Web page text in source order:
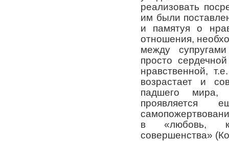
реализовать
им были
и памятуя о
отношения,
между
просто
нравственной,
возрастает и
падшего мира,
в «любовь,
совершенства»